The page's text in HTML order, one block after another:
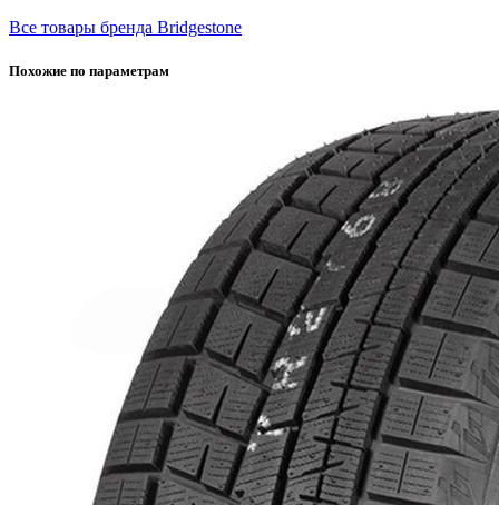
Все товары бренда Bridgestone
Похожие по параметрам